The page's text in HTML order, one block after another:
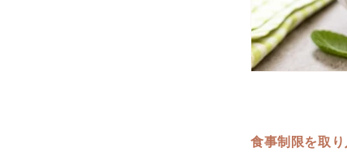
食事制限を取